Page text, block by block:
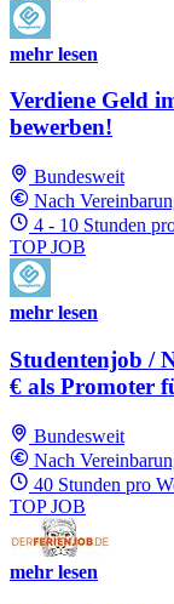
mehr lesen
Verdiene Geld
bewerben!
Bundesweit
Nach
4 - 10 Stunden
TOP JOB
mehr lesen
Studentenjob /
€ als Promoter
Bundesweit
Nach
40 Stunden pro
TOP JOB
mehr lesen